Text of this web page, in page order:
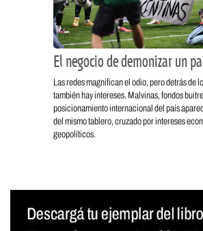
El negocio de demonizar un
Las redes magnifican el odio, pero detrás de
también hay intereses. Malvinas, fondos
posicionamiento internacional del país
del mismo tablero, cruzado por intereses
geopolíticos.